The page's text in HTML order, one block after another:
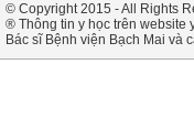
© Copyright 2015 - All Rights
® Thông tin y học trên website
Bác sĩ Bệnh viện Bạch Mai và